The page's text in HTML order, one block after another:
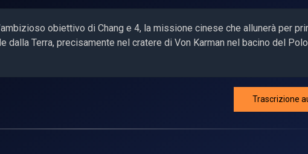
obiettivo di Chang e 4, la missione cinese che allunerà per
Terra, precisamente nel cratere di Von Karman nel bacino del
Trascrizione